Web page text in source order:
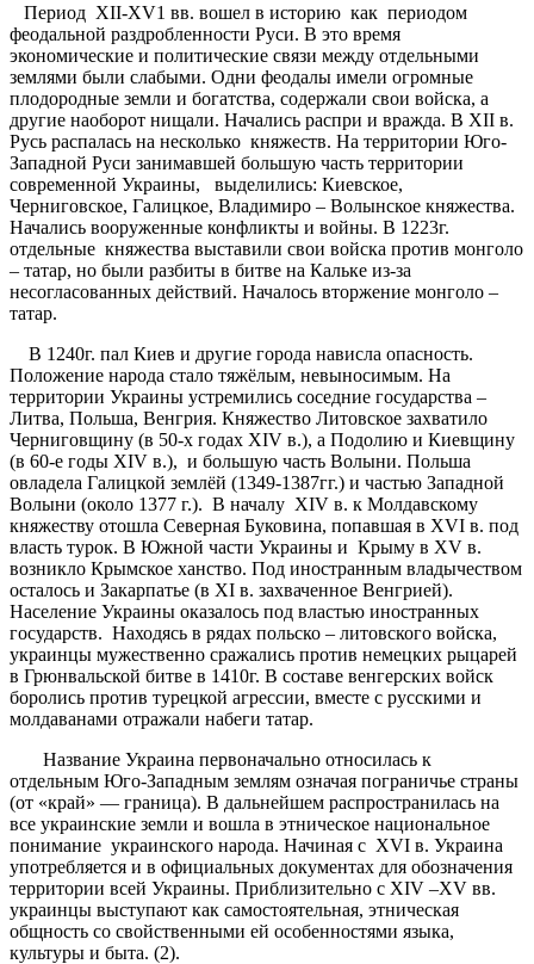
Период ХII-ХV1 вв. вошел в историю как периодом
феодальной раздробленности Руси. В это время
экономические и политические связи между отдельными
землями были слабыми. Одни феодалы имели огромные
плодородные земли и богатства, содержали свои войска, а
другие наоборот нищали. Начались распри и вражда. В ХII в.
Русь распалась на несколько княжеств. На территории Юго-
Западной Руси занимавшей большую часть территории
современной Украины, выделились: Киевское,
Черниговское, Галицкое, Владимиро – Волынское княжества.
Начались вооруженные конфликты и войны. В 1223г.
отдельные княжества выставили свои войска против монголо
– татар, но были разбиты в битве на Кальке из-за
несогласованных действий. Началось вторжение монголо –
татар.
В 1240г. пал Киев и другие города нависла опасность.
Положение народа стало тяжёлым, невыносимым. На
территории Украины устремились соседние государства –
Литва, Польша, Венгрия. Княжество Литовское захватило
Черниговщину (в 50-х годах ХIV в.), а Подолию и Киевщину
(в 60-е годы ХIV в.), и большую часть Волыни. Польша
овладела Галицкой землёй (1349-1387гг.) и частью Западной
Волыни (около 1377 г.). В началу ХIV в. к Молдавскому
княжеству отошла Северная Буковина, попавшая в ХVI в. под
власть турок. В Южной части Украины и Крыму в ХV в.
возникло Крымское ханство. Под иностранным владычеством
осталось и Закарпатье (в ХI в. захваченное Венгрией).
Население Украины оказалось под властью иностранных
государств. Находясь в рядах польско – литовского войска,
украинцы мужественно сражались против немецких рыцарей
в Грюнвальской битве в 1410г. В составе венгерских войск
боролись против турецкой агрессии, вместе с русскими и
молдаванами отражали набеги татар.
Название Украина первоначально относилась к
отдельным Юго-Западным землям означая пограничье страны
(от «край» — граница). В дальнейшем распространилась на
все украинские земли и вошла в этническое национальное
понимание украинского народа. Начиная с ХVI в. Украина
употребляется и в официальных документах для обозначения
территории всей Украины. Приблизительно с ХIV –ХV вв.
украинцы выступают как самостоятельная, этническая
общность со свойственными ей особенностями языка,
культуры и быта. (2).